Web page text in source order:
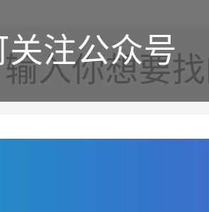
关注公众号
输入你想要